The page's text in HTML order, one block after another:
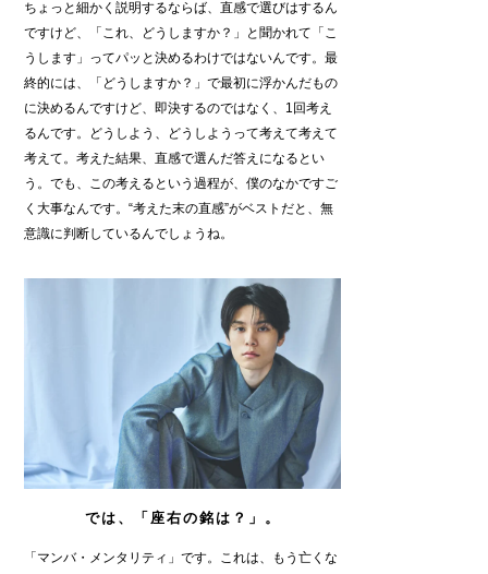
ちょっと細かく説明するならば、直感で選びはするん
ですけど、「これ、どうしますか？」と聞かれて「こ
うします」ってパッと決めるわけではないんです。最
終的には、「どうしますか？」で最初に浮かんだもの
に決めるんですけど、即決するのではなく、1回考え
るんです。どうしよう、どうしようって考えて考えて
考えて。考えた結果、直感で選んだ答えになるとい
う。でも、この考えるという過程が、僕のなかですご
く大事なんです。“考えた末の直感”がベストだと、無
意識に判断しているんでしょうね。
では、「座右の銘は？」。
「マンバ・メンタリティ」です。これは、もう亡くな